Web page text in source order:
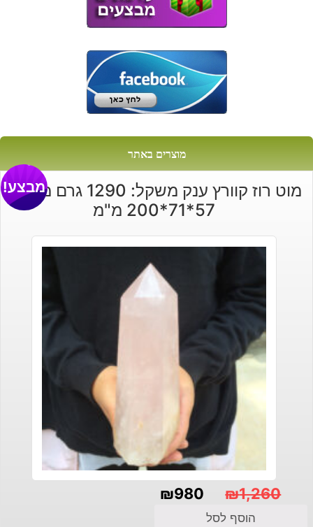
מוצרים באתר
מוט רוז קוורץ ענק משקל: 1290 גרם מידות:
57*71*200 מ"מ
מבצע!
₪1,260
₪980
הוסף לסל